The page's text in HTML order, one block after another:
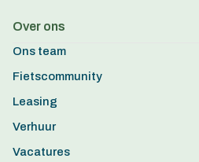
Over ons
Ons team
Fietscommunity
Leasing
Verhuur
Vacatures